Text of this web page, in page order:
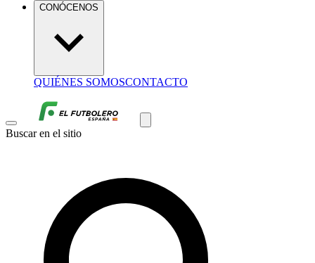
CONÓCENOS
QUIÉNES SOMOSCONTACTO
Buscar en el sitio